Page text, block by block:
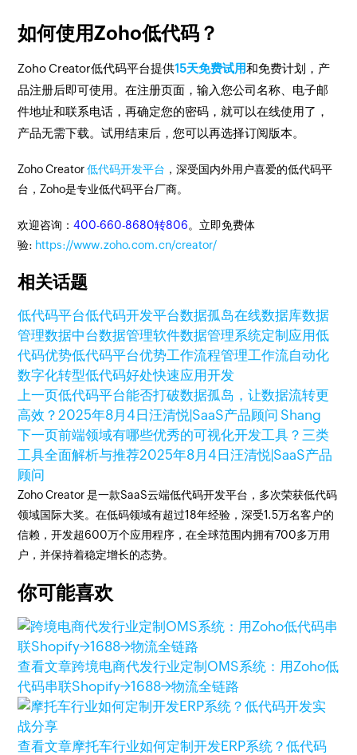
如何使用Zoho低代码？
Zoho Creator低代码平台提供15天免费试用和免费计划，产
品注册后即可使用。在注册页面，输入您公司名称、电子邮
件地址和联系电话，再确定您的密码，就可以在线使用了，
产品无需下载。试用结束后，您可以再选择订阅版本。
Zoho Creator低代码开发平台 ，深受国内外用户喜爱的低代码平
台，Zoho是专业低代码平台厂商。
欢迎咨询：400-660-8680转806。立即免费体
验: https://www.zoho.com.cn/creator/
相关话题
低代码平台低代码开发平台数据孤岛在线数据库数据
管理数据中台数据管理软件数据管理系统定制应用低
代码优势低代码平台优势工作流程管理工作流自动化
数字化转型低代码好处快速应用开发
上一页低代码平台能否打破数据孤岛，让数据流转更
高效？2025年8月4日汪清悦|SaaS产品顾问 Shang
下一页前端领域有哪些优秀的可视化开发工具？三类
工具全面解析与推荐2025年8月4日汪清悦|SaaS产品
顾问
Zoho Creator 是一款SaaS云端低代码开发平台，多次荣获低代码
领域国际大奖。在低码领域有超过18年经验，深受1.5万名客户的
信赖，开发超600万个应用程序，在全球范围内拥有700多万用
户，并保持着稳定增长的态势。
你可能喜欢
查看文章跨境电商代发行业定制OMS系统：用Zoho低
代码串联Shopify→1688→物流全链路
查看文章摩托车行业如何定制开发ERP系统？低代码